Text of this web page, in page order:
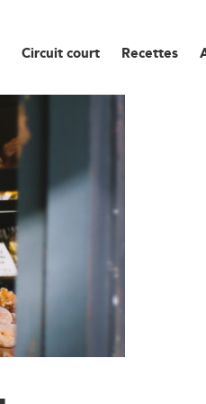
Circuit court Recettes